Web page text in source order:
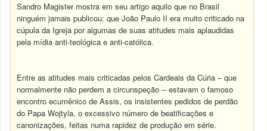
Sandro Magister mostra em seu artigo aquilo que no Brasil
ninguém jamais publicou: que João Paulo II era muito criticado na
cúpula da Igreja por algumas de suas atitudes mais aplaudidas
pela mídia anti-teológica e anti-católica.
Entre as atitudes mais criticadas pelos Cardeais da Cúria – que
normalmente não perdem a circunspeção -- estavam o famoso
encontro ecumênico de Assis, os insistentes pedidos de perdão
do Papa Wojtyla, o excessivo número de beatificações e
canonizações, feitas numa rapidez de produção em série.